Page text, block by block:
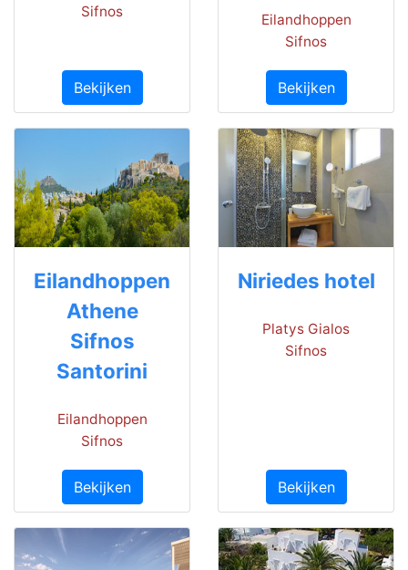
Sifnos
Bekijken
Eilandhoppen
Sifnos
Bekijken
Eilandhoppen
Athene
Sifnos
Santorini
Eilandhoppen
Sifnos
Bekijken
Niriedes hotel
Platys Gialos
Sifnos
Bekijken